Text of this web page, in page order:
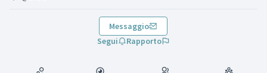
Messaggio
Segui
Rapporto